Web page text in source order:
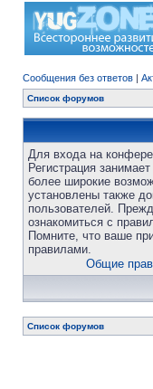
Сообщения без ответов |
Список форумов
Для входа на
Регистрация
более широкие
установлены также
пользователей.
ознакомиться с
Помните, что ваше
правилами.
Общие
Список форумов